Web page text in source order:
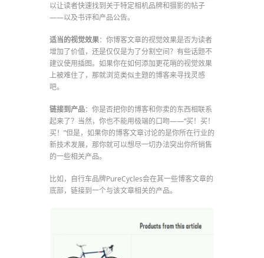
以让读者快速找到关于特定相机品牌和摄影的帖子
——以及书评和产品公告。
适当的视觉效果：你博客文章的视觉效果是否为读者
增加了价值，还是仅仅是为了分割空间？有些话题不
建议使用插图。如果你在如何添加更花哨的视觉效果
上被难住了，那就浏览类似主题的博客来寻找灵感
吧。
链接到产品：你是否把你的博客和你卖的东西相联系
起来了？当然，你也不能用极端的口吻——“买！买！
买！”但是，如果你的博客文章讨论的是你所在行业的
新技术发展，那你就可以想尽一切办法突出你所销售
的一些相关产品。
比如，自行车品牌PureCycles会在其一些博客文章的
底部，链接到一个与该文章相关的产品。